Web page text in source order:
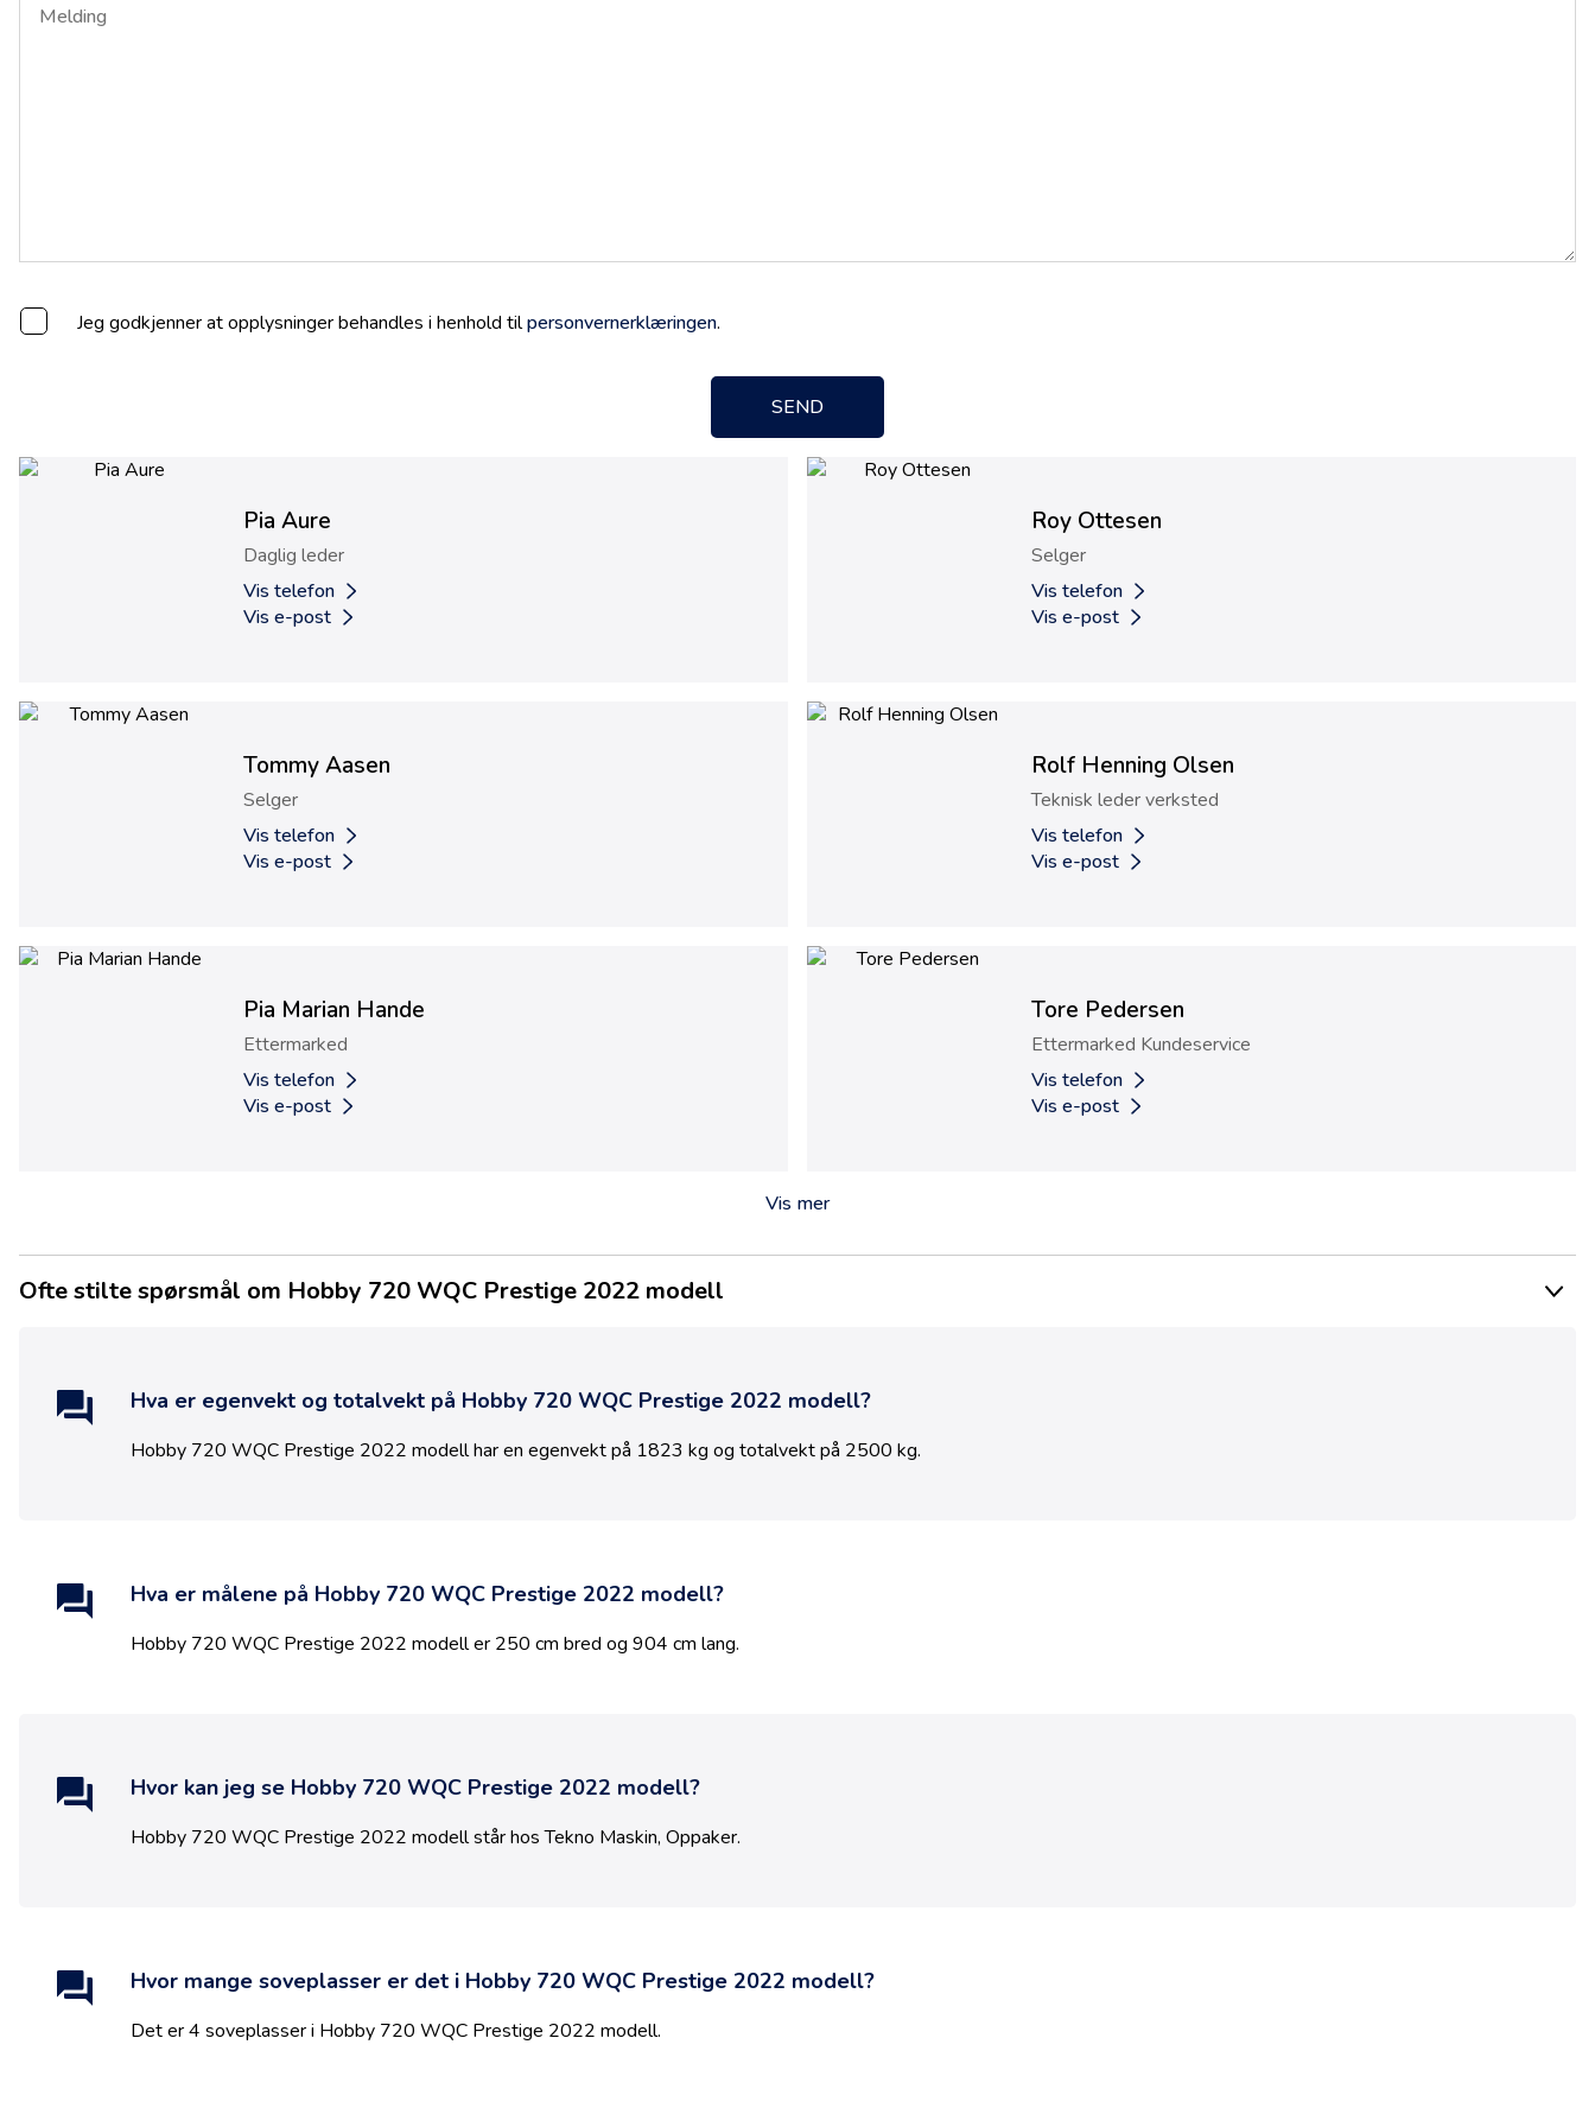
Jeg godkjenner at opplysninger behandles i henhold tilpersonvernerklæringen.
SEND
Pia Aure
Daglig leder
Vis telefon
Vis e-post
Roy Ottesen
Selger
Vis telefon
Vis e-post
Tommy Aasen
Selger
Vis telefon
Vis e-post
Rolf Henning Olsen
Teknisk leder verksted
Vis telefon
Vis e-post
Pia Marian Hande
Ettermarked
Vis telefon
Vis e-post
Tore Pedersen
Ettermarked Kundeservice
Vis telefon
Vis e-post
Vis mer
Ofte stilte spørsmål om Hobby 720 WQC Prestige 2022 modell
Hva er egenvekt og totalvekt på Hobby 720 WQC Prestige 2022 modell?
Hobby 720 WQC Prestige 2022 modellhar en egenvekt på 1823 kg og totalvekt på 2500 kg.
Hva er målene på Hobby 720 WQC Prestige 2022 modell?
Hobby 720 WQC Prestige 2022 modeller 250 cm bred og 904 cm lang.
Hvor kan jeg se Hobby 720 WQC Prestige 2022 modell?
Hobby 720 WQC Prestige 2022 modellstår hosTekno Maskin, Oppaker.
Hvor mange soveplasser er det i Hobby 720 WQC Prestige 2022 modell?
Det er4 soveplasser i Hobby 720 WQC Prestige 2022 modell.